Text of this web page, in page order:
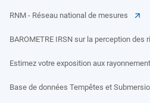
RNM - Réseau national de mesures
BAROMETRE IRSN sur la perception des
Estimez votre exposition aux
Base de données Tempêtes et